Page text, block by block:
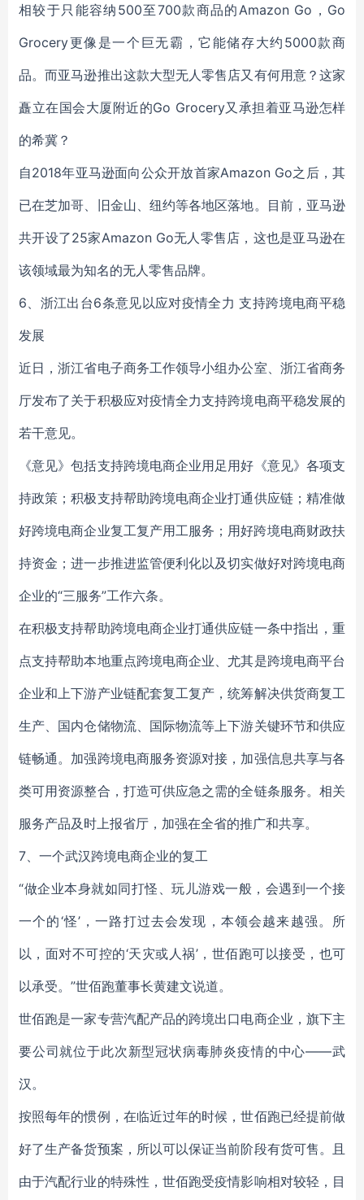
相较于只能容纳500至700款商品的Amazon Go，Go
Grocery更像是一个巨无霸，它能储存大约5000款商
品。而亚马逊推出这款大型无人零售店又有何用意？这家
矗立在国会大厦附近的Go Grocery又承担着亚马逊怎样
的希冀？
自2018年亚马逊面向公众开放首家Amazon Go之后，其
已在芝加哥、旧金山、纽约等各地区落地。目前，亚马逊
共开设了25家Amazon Go无人零售店，这也是亚马逊在
该领域最为知名的无人零售品牌。
6、浙江出台6条意见以应对疫情全力 支持跨境电商平稳
发展
近日，浙江省电子商务工作领导小组办公室、浙江省商务
厅发布了关于积极应对疫情全力支持跨境电商平稳发展的
若干意见。
《意见》包括支持跨境电商企业用足用好《意见》各项支
持政策；积极支持帮助跨境电商企业打通供应链；精准做
好跨境电商企业复工复产用工服务；用好跨境电商财政扶
持资金；进一步推进监管便利化以及切实做好对跨境电商
企业的“三服务”工作六条。
在积极支持帮助跨境电商企业打通供应链一条中指出，重
点支持帮助本地重点跨境电商企业、尤其是跨境电商平台
企业和上下游产业链配套复工复产，统筹解决供货商复工
生产、国内仓储物流、国际物流等上下游关键环节和供应
链畅通。加强跨境电商服务资源对接，加强信息共享与各
类可用资源整合，打造可供应急之需的全链条服务。相关
服务产品及时上报省厅，加强在全省的推广和共享。
7、一个武汉跨境电商企业的复工
“做企业本身就如同打怪、玩儿游戏一般，会遇到一个接
一个的‘怪’，一路打过去会发现，本领会越来越强。所
以，面对不可控的‘天灾或人祸’，世佰跑可以接受，也可
以承受。”世佰跑董事长黄建文说道。
世佰跑是一家专营汽配产品的跨境出口电商企业，旗下主
要公司就位于此次新型冠状病毒肺炎疫情的中心——武
汉。
按照每年的惯例，在临近过年的时候，世佰跑已经提前做
好了生产备货预案，所以可以保证当前阶段有货可售。且
由于汽配行业的特殊性，世佰跑受疫情影响相对较轻，目